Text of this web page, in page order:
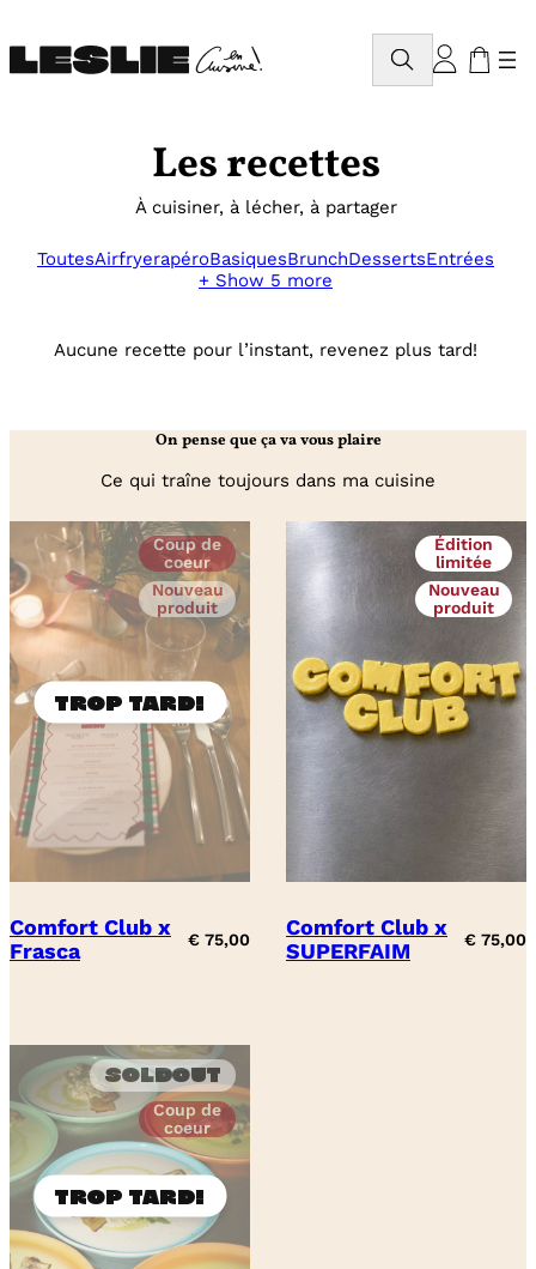
au
contenu
Rechercher
Les recettes
À cuisiner, à lécher, à partager
ToutesAirfryerapéroBasiquesBrunchDessertsEntrées
+ Show 5 more
Aucune recette pour l’instant, revenez plus tard!
On pense que ça va vous plaire
Ce qui traîne toujours dans ma cuisine
Coup de
coeur
Nouveau
produit
Comfort Club x
Frasca
€ 75,00
Édition
limitée
Nouveau
produit
Comfort Club x
SUPERFAIM
€ 75,00
Soldout
Coup de
coeur